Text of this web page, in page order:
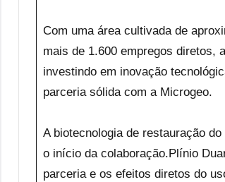
Com uma área cultivada de
mais de 1.600 empregos diretos,
investindo em inovação
parceria sólida com a Microgeo.
A biotecnologia de restauração
o início da colaboração.Plínio
parceria e os efeitos diretos do